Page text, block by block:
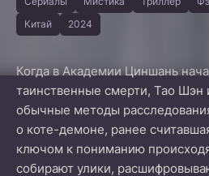
Китай
2024
Когда в Академии Циншань
таинственные смерти, Тао Шэн
обычные методы
о коте-демоне, ранее
ключом к пониманию
собирают улики,